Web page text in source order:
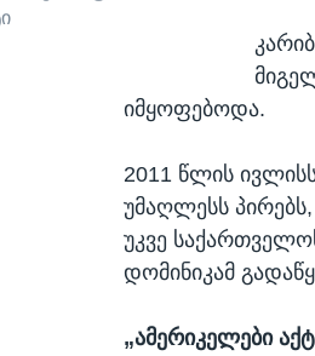
იმყოფებოდა.
2011 წლის
უმაღლესს
უკვე
დომინიკამ
„ამერიკელები